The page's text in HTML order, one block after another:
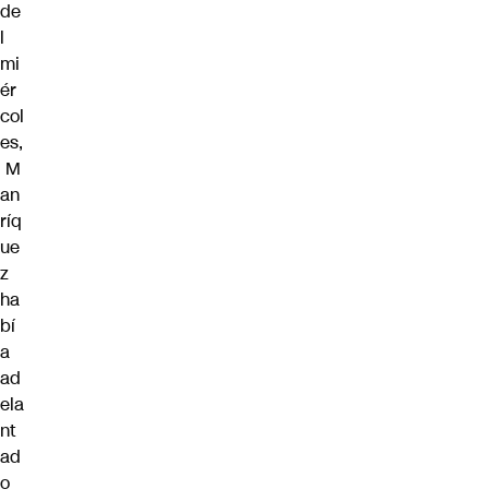
de
l
mi
ér
col
es,
M
an
ríq
ue
z
ha
bí
a
ad
ela
nt
ad
o